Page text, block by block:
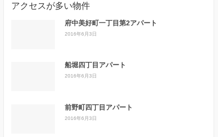
アクセスが多い物件
府中美好町一丁目第2アパート
2016年6月3日
船堀四丁目アパート
2016年6月3日
前野町四丁目アパート
2016年6月3日